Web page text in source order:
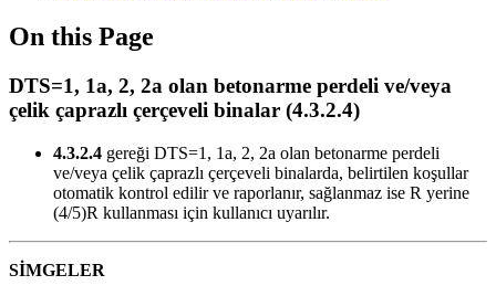
On this Page
DTS=1, 1a, 2, 2a olan betonarme perdeli ve/veya
çelik çaprazlı çerçeveli binalar (4.3.2.4)
4.3.2.4 gereği DTS=1, 1a, 2, 2a olan betonarme perdeli
ve/veya çelik çaprazlı çerçeveli binalarda, belirtilen koşullar
otomatik kontrol edilir ve raporlanır, sağlanmaz ise R yerine
(4/5)R kullanması için kullanıcı uyarılır.
SİMGELER